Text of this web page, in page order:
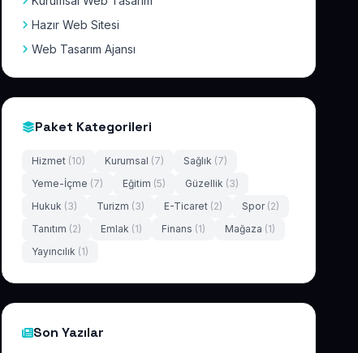
Hazır Web Sitesi
Web Tasarım Ajansı
Paket Kategorileri
Hizmet (10) Kurumsal (7) Sağlık (7)
Yeme-İçme (7) Eğitim (5) Güzellik (3)
Hukuk (3) Turizm (3) E-Ticaret (2) Spor (2)
Tanıtım (2) Emlak (1) Finans (1) Mağaza (1)
Yayıncılık (1)
Son Yazılar